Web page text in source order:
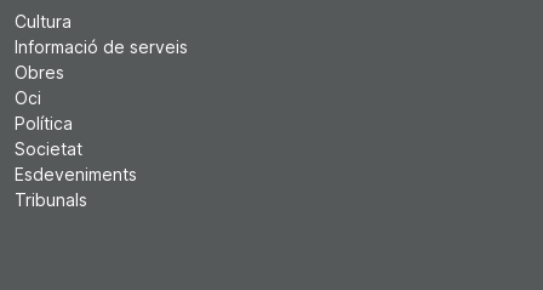
Cultura
Informació de serveis
Obres
Oci
Política
Societat
Esdeveniments
Tribunals